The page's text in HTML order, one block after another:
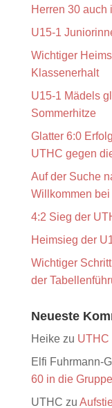
Herren 30 auch
U15-1
Wichtiger
Klassenerhalt
U15-1 Mädels
Sommerhitze
Glatter 6:0
UTHC gegen
Auf der Suche
Willkommen
4:2 Sieg der
Heimsieg der
Wichtiger
der
Neueste
Heikezu UTHC
Elfi Fuhrmann-
60 in die
UTHC zu